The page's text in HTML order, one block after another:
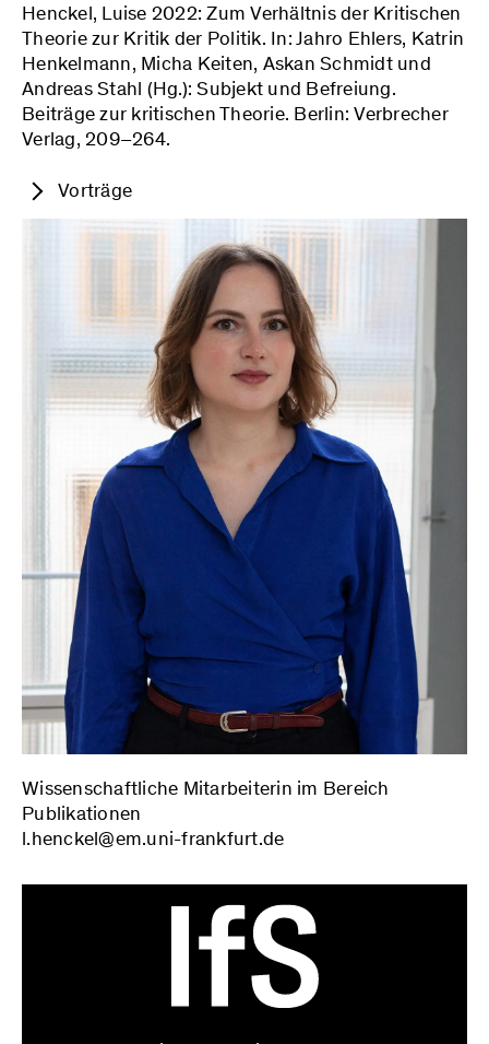
Henckel, Luise 2022: Zum Verhältnis der Kritischen
Theorie zur Kritik der Politik. In: Jahro Ehlers, Katrin
Henkelmann, Micha Keiten, Askan Schmidt und
Andreas Stahl (Hg.): Subjekt und Befreiung.
Beiträge zur kritischen Theorie. Berlin: Verbrecher
Verlag, 209–264.
Vorträge
»›Wirrnis in einer Wirrnis‹. Gestalttheorie
und kritische Theorie«: Vortrag im Rahmen
der Tagung der »Darmstädter Tage für
Junge Phänomenologische Forschung«, TU
Darmstadt, 07.02.2025.
»Wieviel (kritische) Gesellschaftstheorie
braucht Antisemitismusforschung?«
Workshop im Rahmen der Herbstakademie
des Tikvah Instituts
»Antisemitismuskritische
Antisemitismusforschung« in Frankfurt am
Main, 02.12.2024.
»Ideologiekritik als Wissenschaftskritik?«:
Vortrag im Rahmen der Kritischen
Einführungswochen der Universität des
Saarlandes, 24.10.2024.
»Teddys Grabbelkiste: Kritische Theorie
ohne Widersprüche«: Vortrag im Rahmen
der Tagung »Wenn Kritik schlecht wird…«
an der Justus-Liebig-Universität Gießen,
»Dialektik der Aufklärung. Kapitel: Elemente
des Antisemitismus«: Workshop im Rahmen
der Reihe ‚Kritische Theorie‘ des AStA der
Goethe Universität Frankfurt am Main,
»Hintergründe und Akteure der Ersten
Marxistischen Arbeitswoche – Korsch,
Pollock, Wittfogel«: Workshop (gemeinsam
mit Ronja Rossmann und Michael
Wissenschaftliche Mitarbeiterin im Bereich
Publikationen
l.henckel@em.uni-frankfurt.de